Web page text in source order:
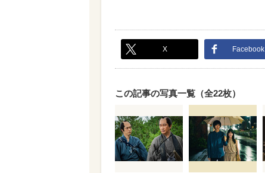
X Facebook
この記事の写真一覧（全22枚）